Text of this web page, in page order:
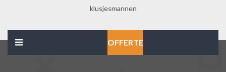
klusjesmannen
OFFERTE